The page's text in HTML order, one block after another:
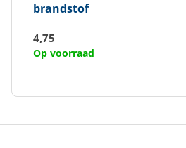
brandstof
4,75
Op voorraad